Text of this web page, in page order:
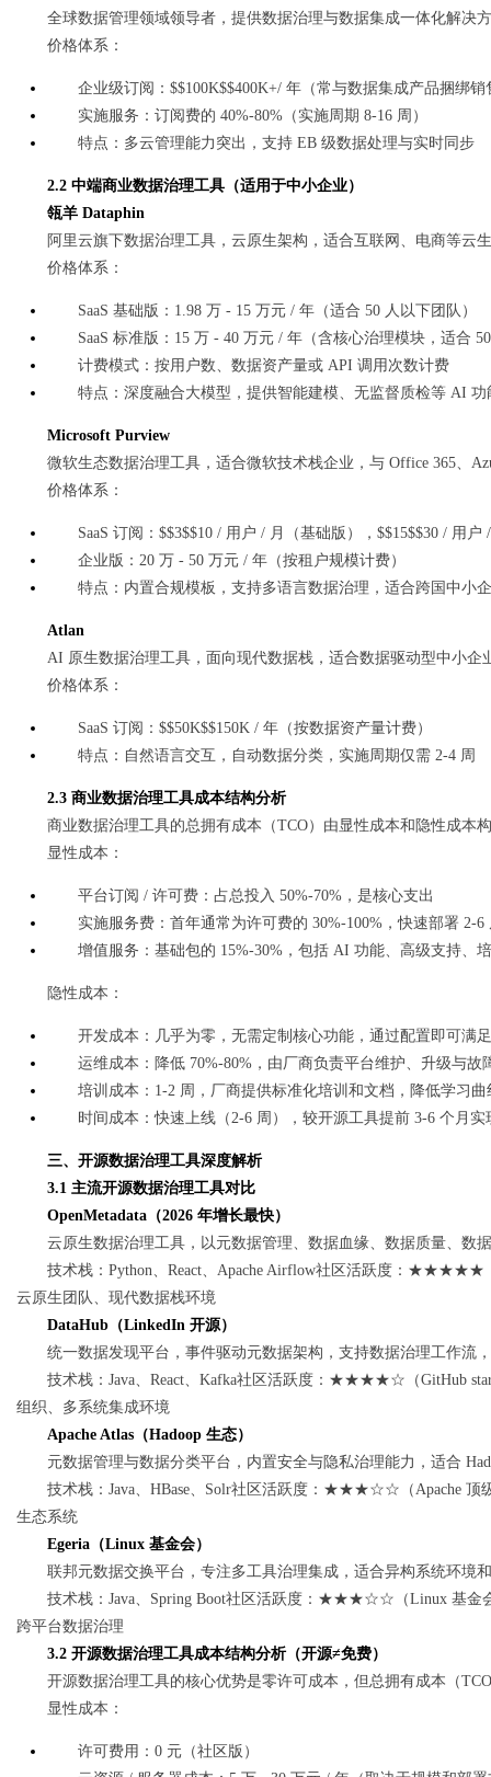
全球数据管理领域领导者，提供数据治理与数据集成一体化解决
价格体系：
企业级订阅：$$100K$$400K+/ 年（常与数据集成产品捆绑销
实施服务：订阅费的 40%-80%（实施周期 8-16 周）
特点：多云管理能力突出，支持 EB 级数据处理与实时同步
2.2 中端商业数据治理工具（适用于中小企业）
瓴羊 Dataphin
阿里云旗下数据治理工具，云原生架构，适合互联网、电商等云
价格体系：
SaaS 基础版：1.98 万 - 15 万元 / 年（适合 50 人以下团队）
SaaS 标准版：15 万 - 40 万元 / 年（含核心治理模块，适合
计费模式：按用户数、数据资产量或 API 调用次数计费
特点：深度融合大模型，提供智能建模、无监督质检等 AI 功
Microsoft Purview
微软生态数据治理工具，适合微软技术栈企业，与 Office 365、
价格体系：
SaaS 订阅：$$3$$10 / 用户 / 月（基础版），$$15$$30 / 用
企业版：20 万 - 50 万元 / 年（按租户规模计费）
特点：内置合规模板，支持多语言数据治理，适合跨国中小
Atlan
AI 原生数据治理工具，面向现代数据栈，适合数据驱动型中小企
价格体系：
SaaS 订阅：$$50K$$150K / 年（按数据资产量计费）
特点：自然语言交互，自动数据分类，实施周期仅需 2-4 周
2.3 商业数据治理工具成本结构分析
商业数据治理工具的总拥有成本（TCO）由显性成本和隐性成本
显性成本：
平台订阅 / 许可费：占总投入 50%-70%，是核心支出
实施服务费：首年通常为许可费的 30%-100%，快速部署 2-6
增值服务：基础包的 15%-30%，包括 AI 功能、高级支持、
隐性成本：
开发成本：几乎为零，无需定制核心功能，通过配置即可满
运维成本：降低 70%-80%，由厂商负责平台维护、升级与故
培训成本：1-2 周，厂商提供标准化培训和文档，降低学习曲
时间成本：快速上线（2-6 周），较开源工具提前 3-6 个月实
三、开源数据治理工具深度解析
3.1 主流开源数据治理工具对比
OpenMetadata（2026 年增长最快）
云原生数据治理工具，以元数据管理、数据血缘、数据质量、数
技术栈：Python、React、Apache Airflow社区活跃度：★★★★★
云原生团队、现代数据栈环境
DataHub（LinkedIn 开源）
统一数据发现平台，事件驱动元数据架构，支持数据治理工作流
技术栈：Java、React、Kafka社区活跃度：★★★★☆（GitHub
组织、多系统集成环境
Apache Atlas（Hadoop 生态）
元数据管理与数据分类平台，内置安全与隐私治理能力，适合
技术栈：Java、HBase、Solr社区活跃度：★★★☆☆（Apache 顶
生态系统
Egeria（Linux 基金会）
联邦元数据交换平台，专注多工具治理集成，适合异构系统环境
技术栈：Java、Spring Boot社区活跃度：★★★☆☆（Linux 基金
跨平台数据治理
3.2 开源数据治理工具成本结构分析（开源≠免费）
开源数据治理工具的核心优势是零许可成本，但总拥有成本（
显性成本：
许可费用：0 元（社区版）